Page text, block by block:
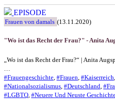
EPISODE
Frauen von damals (13.11.2020)
"Wo ist das Recht der Frau?" - Anita
„Wo ist das Recht der Frau?“ | Anita
…
#Frauengeschichte, #Frauen, #Kaiserreich,
#Nationalsozialismus, #Deutschland,
#LGBTQ, #Neuere Und Neuste